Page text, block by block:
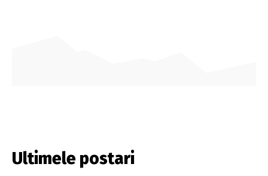
Ultimele postari